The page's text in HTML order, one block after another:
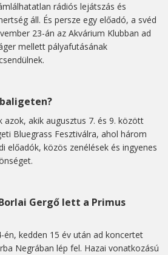
rádiós lejátszás és
áll. És persze egy előadó, a svéd
23-án az Akvárium Klubban ad
mellett pályafutásának
azok, akik augusztus 7. és 9. között
Bluegrass Fesztiválra, ahol három
előadók, közös zenélések és ingyenes
Gergő lett a Primus
én, kedden 15 év után ad koncertet
Negrában lép fel. Hazai vonatkozású